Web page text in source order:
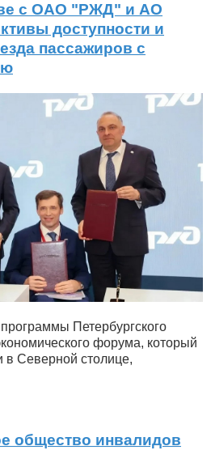
с ОАО "РЖД" и АО
доступности и
пассажиров с
Петербургского
форума, который
в Северной столице,
общество инвалидов